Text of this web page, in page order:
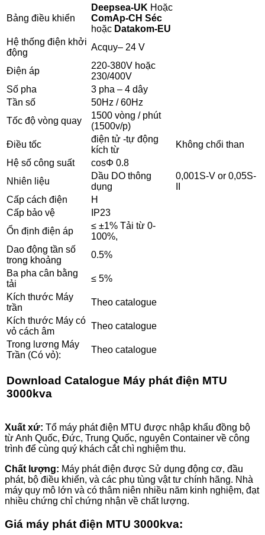
Bảng điều khiển
Deepsea-UK Hoặc
ComAp-CH Séc
hoặc Datakom-EU
Hệ thống điện khởi
động
Acquy– 24 V
Điện áp
220-380V hoặc
230/400V
Số pha
3 pha – 4 dây
Tần số
50Hz / 60Hz
Tốc độ vòng quay
1500 vòng / phút
(1500v/p)
Điều tốc
điện tử -tự động
kích từ
Không chổi than
Hệ số công suất
cosΦ 0.8
Nhiên liệu
Dầu DO thông
dụng
0,001S-V or 0,05S-
Cấp cách điện
H
Cấp bảo vệ
IP23
Ổn định điện áp
≤ ±1% Tải từ 0-
100%,
Dao động tần số
trong khoảng
0.5%
Ba pha cân bằng
tải
≤ 5%
Kích thước Máy
trần
Theo catalogue
Kích thước Máy có
vỏ cách âm
Theo catalogue
Trong lương Máy
Trần (Có vỏ):
Theo catalogue
Download Catalogue Máy phát điện MTU
3000kva
Xuất xứ: Tổ máy phát điện MTU được nhập khẩu đồng bộ
từ Anh Quốc, Đức, Trung Quốc, nguyên Container về công
trình để cùng quý khách cắt chì nghiệm thu.
Chất lượng: Máy phát điện được Sử dụng động cơ, đầu
phát, bộ điều khiển, và các phụ tùng vật tư chính hãng. Nhà
máy quy mô lớn và có thâm niên nhiều năm kinh nghiệm, đạt
nhiều chứng chỉ chứng nhận về chất lượng.
Giá máy phát điện MTU 3000kva: